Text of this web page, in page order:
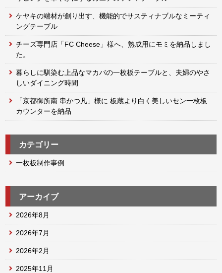
ケヤキの端材が創り出す、機能的でサスティナブルなミーティ
ングテーブル
チーズ専門店「FC Cheese」様へ、熟成用にモミを納品しまし
た。
暮らしに馴染む上品なマカバの一枚板テーブルと、夫婦のやさ
しいダイニング時間
「京都御所南 串かつ凡」様に 板蔵より白く美しいセン一枚板
カウンターを納品
カテゴリー
一枚板制作事例
アーカイブ
2026年8月
2026年7月
2026年2月
2025年11月